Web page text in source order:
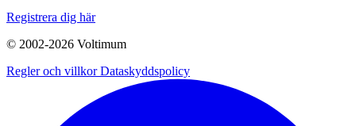
Registrera dig här
© 2002-2026 Voltimum
Regler och villkorDataskyddspolicy